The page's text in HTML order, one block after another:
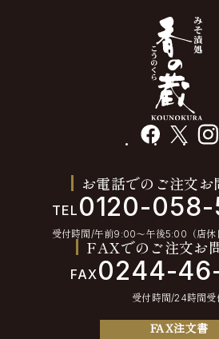
facebook
お電話でのご注文お
TEL 0120-
受付時間/午前9:00〜午後5:00（店休
FAXでのご注文お
FAX0244-
受付時間/24時間受
FAX注文書